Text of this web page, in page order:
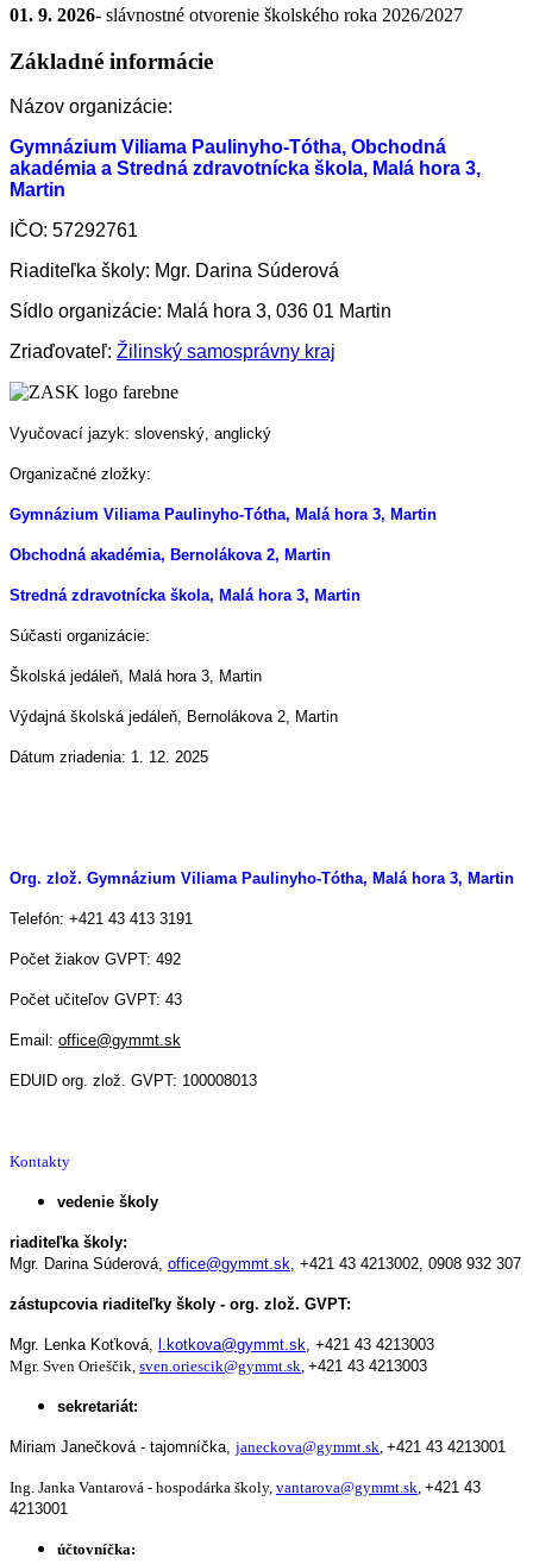
01. 9. 2026- slávnostné otvorenie školského roka 2026/2027
Základné informácie
Názov organizácie:
Gymnázium Viliama Paulinyho-Tótha, Obchodná
akadémia a Stredná zdravotnícka škola, Malá hora 3,
Martin
IČO: 57292761
Riaditeľka školy: Mgr. Darina Súderová
Sídlo organizácie: Malá hora 3, 036 01 Martin
Zriaďovateľ: Žilinský samosprávny kraj
Vyučovací jazyk: slovenský, anglický
Organizačné zložky:
Gymnázium Viliama Paulinyho-Tótha, Malá hora 3, Martin
Obchodná akadémia, Bernolákova 2, Martin
Stredná zdravotnícka škola, Malá hora 3, Martin
Súčasti organizácie:
Školská jedáleň, Malá hora 3, Martin
Výdajná školská jedáleň, Bernolákova 2, Martin
Dátum zriadenia: 1. 12. 2025
Org. zlož. Gymnázium Viliama Paulinyho-Tótha, Malá hora 3, Martin
Telefón: +421 43 413 3191
Počet žiakov GVPT: 492
Počet učiteľov GVPT: 43
Email: office@gymmt.sk
EDUID org. zlož. GVPT: 100008013
Kontakty
vedenie školy
riaditeľka školy:
Mgr. Darina Súderová, office@gymmt.sk, +421 43 4213002, 0908 932 307
zástupcovia riaditeľky školy - org. zlož. GVPT:
Mgr. Lenka Koťková, l.kotkova@gymmt.sk, +421 43 4213003
Mgr. Sven Orieščik, sven.oriescik@gymmt.sk, +421 43 4213003
sekretariát:
Miriam Janečková - tajomníčka, janeckova@gymmt.sk, +421 43 4213001
Ing. Janka Vantarová - hospodárka školy, vantarova@gymmt.sk, +421 43
4213001
účtovníčka: